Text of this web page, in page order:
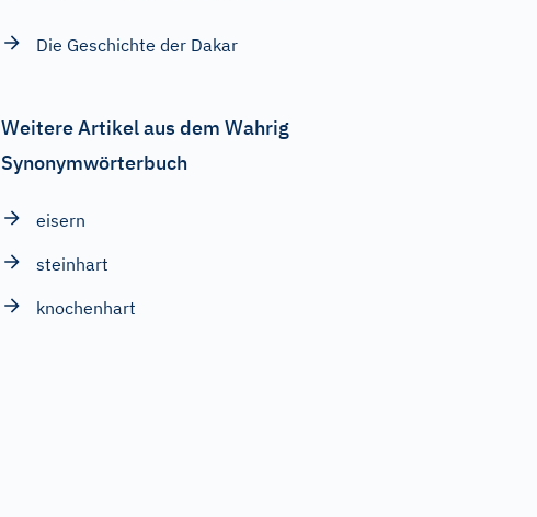
Die Geschichte der Dakar
Weitere Artikel aus dem Wahrig
Synonymwörterbuch
eisern
steinhart
knochenhart